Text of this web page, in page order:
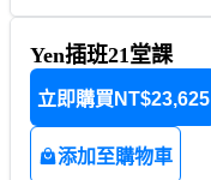
Yen插班21堂課
立即購買 NT$23,625
添加至購物車